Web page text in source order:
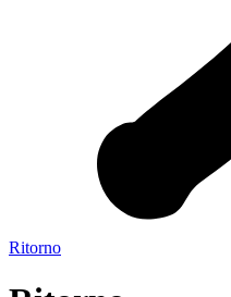
Ritorno